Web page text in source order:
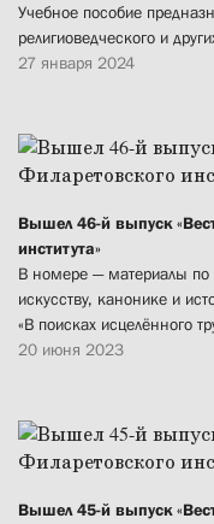
Учебное пособие
религиоведческого и
27 января 2024
Вышел 46-й выпуск
института»
В номере — материалы по
искусству, канонике и
«В поисках исцелённого
20 июня 2023
Вышел 45-й выпуск